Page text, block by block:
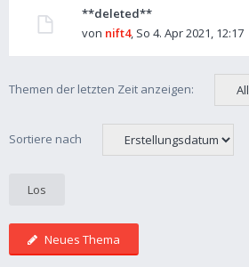
**deleted**
von nift4, So 4. Apr 2021, 12:17
Themen der letzten Zeit anzeigen:
Sortiere nach
Neues Thema